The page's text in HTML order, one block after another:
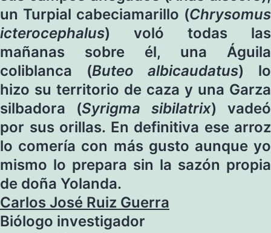
un Turpial cabeciamarillo (Chrysomus
icterocephalus) voló todas las
mañanas sobre él, una Águila
coliblanca (Buteo albicaudatus) lo
hizo su territorio de caza y una Garza
silbadora (Syrigma sibilatrix) vadeó
por sus orillas. En definitiva ese arroz
lo comería con más gusto aunque yo
mismo lo prepara sin la sazón propia
de doña Yolanda.
Carlos José Ruiz Guerra
Biólogo investigador